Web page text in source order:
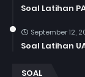
Soal Latihan
September 12,
Soal Latihan
SOAL